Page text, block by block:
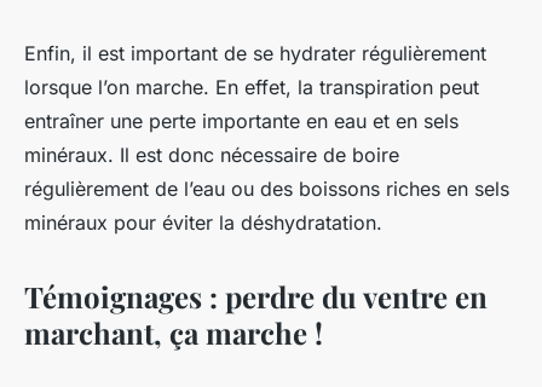
Enfin, il est important de se hydrater régulièrement
lorsque l’on marche. En effet, la transpiration peut
entraîner une perte importante en eau et en sels
minéraux. Il est donc nécessaire de boire
régulièrement de l’eau ou des boissons riches en sels
minéraux pour éviter la déshydratation.
Témoignages : perdre du ventre en
marchant, ça marche !